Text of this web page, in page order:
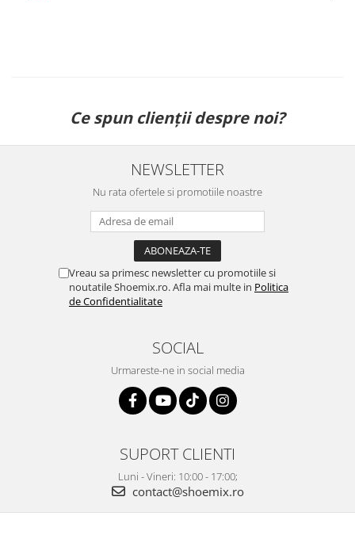
Ce spun clienții despre noi?
NEWSLETTER
Nu rata ofertele si promotiile noastre
Vreau sa primesc newsletter cu promotiile si
noutatile Shoemix.ro. Afla mai multe in Politica
de Confidentialitate
SOCIAL
Urmareste-ne in social media
SUPORT CLIENTI
Luni - Vineri: 10:00 - 17:00;
contact@shoemix.ro